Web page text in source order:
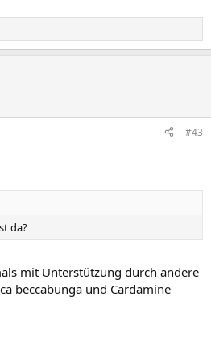
#43
da?
mit Unterstützung durch andere
beccabunga und Cardamine